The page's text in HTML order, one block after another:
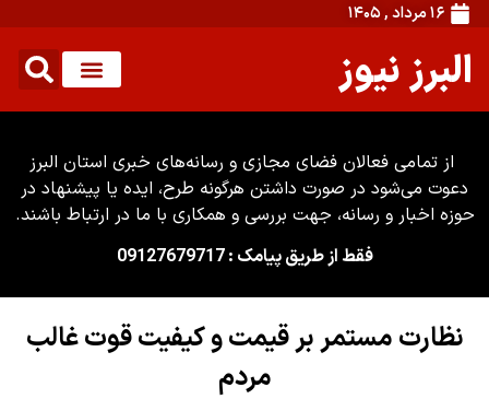
۱۶ مرداد , ۱۴۰۵
البرز نیوز
از تمامی فعالان فضای مجازی و رسانه‌های خبری استان البرز
دعوت می‌شود در صورت داشتن هرگونه طرح، ایده یا پیشنهاد در
حوزه اخبار و رسانه، جهت بررسی و همکاری با ما در ارتباط باشند.
فقط از طریق پیامک : 09127679717
نظارت مستمر بر قیمت و کیفیت قوت غالب
مردم